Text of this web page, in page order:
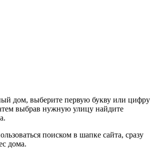
дом, выберите первую букву или цифру
выбрав нужную улицу найдите
поиском в шапке сайта, сразу
дома.